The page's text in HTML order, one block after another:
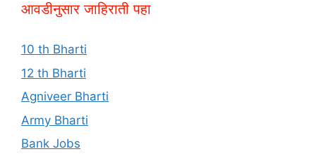
आवडीनुसार जाहिराती पहा
10 th Bharti
12 th Bharti
Agniveer Bharti
Army Bharti
Bank Jobs